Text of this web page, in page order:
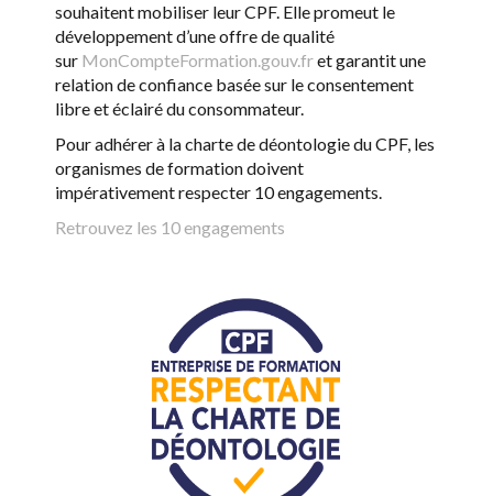
souhaitent mobiliser leur CPF. Elle promeut le
développement d’une offre de qualité
sur MonCompteFormation.gouv.fret garantit une
relation de confiance basée sur le consentement
libre et éclairé du consommateur.
Pour adhérer à la charte de déontologie du CPF, les
organismes de formation doivent
impérativement respecter 10 engagements.
Retrouvez les 10 engagements